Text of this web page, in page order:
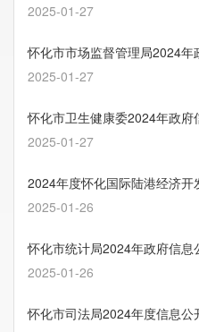
2025-01-27
怀化市市场监督管理局2024
2025-01-27
怀化市卫生健康委2024年政
2025-01-27
2024年度怀化国际陆港经济开
2025-01-26
怀化市统计局2024年政府信息
2025-01-26
怀化市司法局2024年度信息公